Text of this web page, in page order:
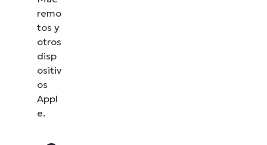
remo
tos y
otros
disp
ositiv
os
Appl
e.